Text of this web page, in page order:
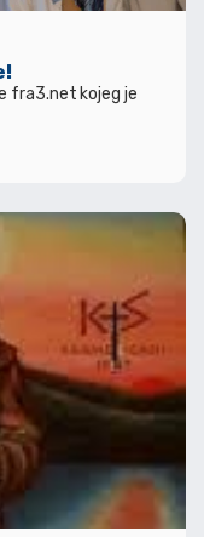
fra3.net kojeg je